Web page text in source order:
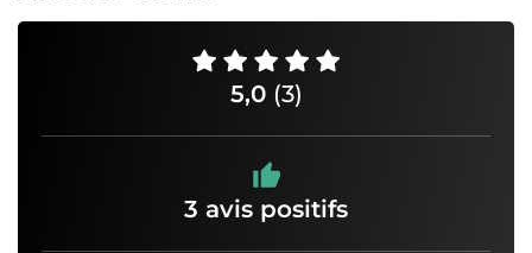
5,0 (3)
3 avis positifs